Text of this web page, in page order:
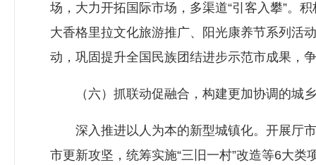
场，大力开拓国际市场，多渠道“引客入攀”。
大香格里拉文化旅游推广、阳光康养节系列活
动，巩固提升全国民族团结进步示范市成果，
（六）抓联动促融合，构建更加协调的城
深入推进以人为本的新型城镇化。开展厅市
市更新攻坚，统筹实施“三旧一村”改造等6大